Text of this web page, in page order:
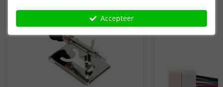
Accepteer